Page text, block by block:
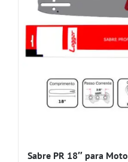
Sabre PR 18″ para